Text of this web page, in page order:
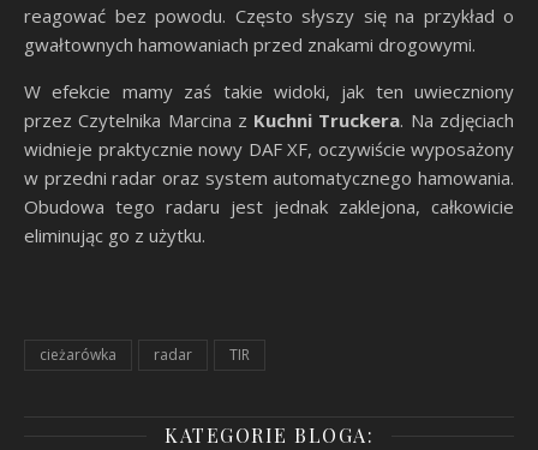
reagować bez powodu. Często słyszy się na przykład o
gwałtownych hamowaniach przed znakami drogowymi.
W efekcie mamy zaś takie widoki, jak ten uwieczniony
przez Czytelnika Marcina z Kuchni Truckera. Na zdjęciach
widnieje praktycznie nowy DAF XF, oczywiście wyposażony
w przedni radar oraz system automatycznego hamowania.
Obudowa tego radaru jest jednak zaklejona, całkowicie
eliminując go z użytku.
cieżarówka radar TIR
KATEGORIE BLOGA: